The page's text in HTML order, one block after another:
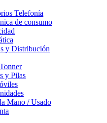
Telefonía
de consumo
y Distribución
y Pilas
Mano / Usado